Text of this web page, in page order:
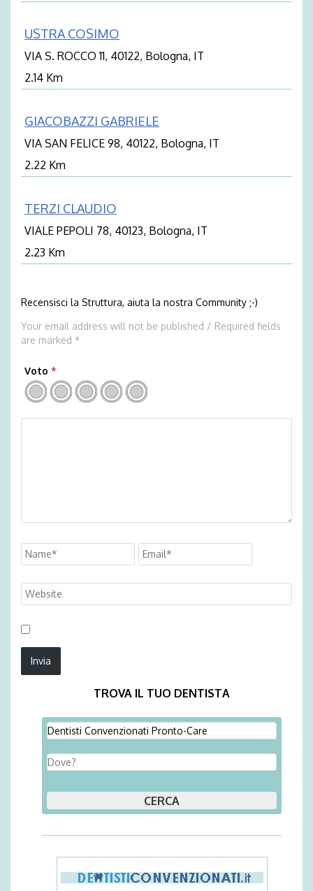
USTRA COSIMO
VIA S. ROCCO 11, 40122, Bologna, IT
2.14 Km
GIACOBAZZI GABRIELE
VIA SAN FELICE 98, 40122, Bologna, IT
2.22 Km
TERZI CLAUDIO
VIALE PEPOLI 78, 40123, Bologna, IT
2.23 Km
Recensisci la Struttura, aiuta la nostra Community ;-)
Your email address will not be published / Required fields
are marked *
Voto *
TROVA IL TUO DENTISTA